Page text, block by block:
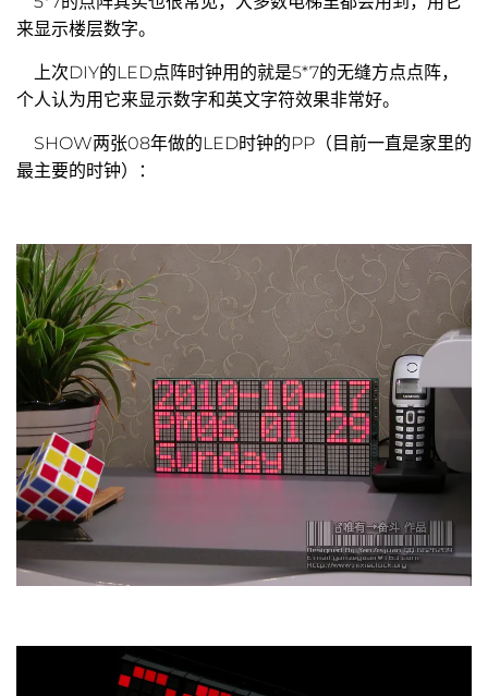
来显示楼层数字。
上次DIY的LED点阵时钟用的就是5*7的无缝方点点阵，
个人认为用它来显示数字和英文字符效果非常好。
SHOW两张08年做的LED时钟的PP（目前一直是家里的
最主要的时钟）：